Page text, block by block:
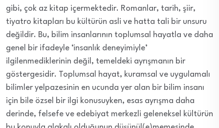
gibi, çok az kitap içermektedir. Romanlar, tarih, şiir,
tiyatro kitapları bu kültürün asli ve hatta tali bir unsuru
değildir. Bu, bilim insanlarının toplumsal hayatla ve daha
genel bir ifadeyle ‘insanlık deneyimiyle’
ilgilenmediklerinin değil, temeldeki ayrışmanın bir
göstergesidir. Toplumsal hayat, kuramsal ve uygulamalı
bilimler yelpazesinin en ucunda yer alan bir bilim insanı
için bile özsel bir ilgi konusuyken, esas ayrışma daha
derinde, felsefe ve edebiyat merkezli geleneksel kültürün